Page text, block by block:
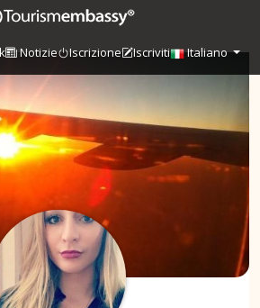
Notizie Iscrizione Iscriviti Italiano